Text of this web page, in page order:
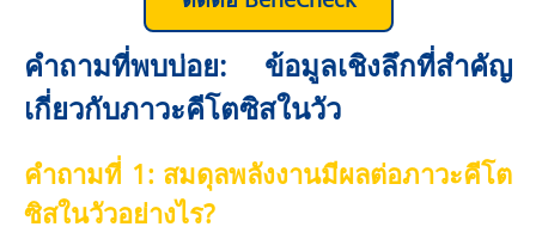
คำถามที่พบบ่อย: ข้อมูลเชิงลึกที่สำคัญ
เกี่ยวกับภาวะคีโตซิสในวัว
คำถามที่ 1: สมดุลพลังงานมีผลต่อภาวะคีโต
ซิสในวัวอย่างไร?